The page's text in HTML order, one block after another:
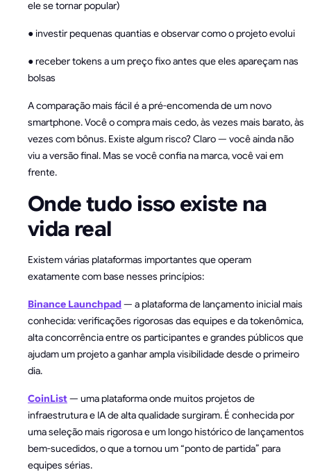
ele se tornar popular)
● investir pequenas quantias e observar como o projeto evolui
● receber tokens a um preço fixo antes que eles apareçam nas
bolsas
A comparação mais fácil é a pré-encomenda de um novo
smartphone. Você o compra mais cedo, às vezes mais barato, às
vezes com bônus. Existe algum risco? Claro — você ainda não
viu a versão final. Mas se você confia na marca, você vai em
frente.
Onde tudo isso existe na
vida real
Existem várias plataformas importantes que operam
exatamente com base nesses princípios:
Binance Launchpad— a plataforma de lançamento inicial mais
conhecida: verificações rigorosas das equipes e da tokenômica,
alta concorrência entre os participantes e grandes públicos que
ajudam um projeto a ganhar ampla visibilidade desde o primeiro
dia.
CoinList— uma plataforma onde muitos projetos de
infraestrutura e IA de alta qualidade surgiram. É conhecida por
uma seleção mais rigorosa e um longo histórico de lançamentos
bem-sucedidos, o que a tornou um “ponto de partida” para
equipes sérias.